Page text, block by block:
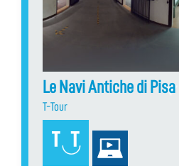
Le Navi Antiche di Pisa
T-Tour